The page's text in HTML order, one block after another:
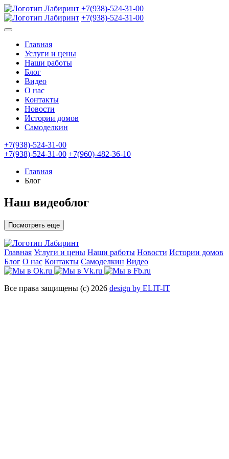
+7(938)-524-31-00
+7(938)-524-31-00
Главная
Услуги и цены
Наши работы
Блог
Видео
О нас
Контакты
Новости
Истории домов
Самоделкин
+7(938)-524-31-00
+7(938)-524-31-00 +7(960)-482-36-10
Главная
Блог
Наш видеоблог
Посмотреть еще
Главная Услуги и цены Наши работы Новости Истории домов
Блог О нас Контакты Самоделкин Видео
Все права защищены (с) 2026 design by ELIT-IT